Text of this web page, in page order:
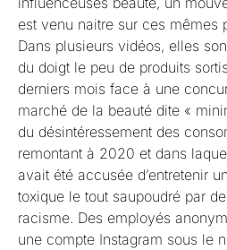
est venu naitre sur ces mêmes
Dans plusieurs vidéos, elles
du doigt le peu de produits
derniers mois face à une
marché de la beauté dite «
du désintéressement des
remontant à 2020 et dans
avait été accusée d’entretenir
toxique le tout saupoudré par
racisme. Des employés
une compte Instagram sous le